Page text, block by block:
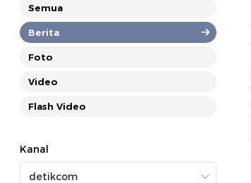
Semua
Berita
Foto
Video
Flash Video
Kanal